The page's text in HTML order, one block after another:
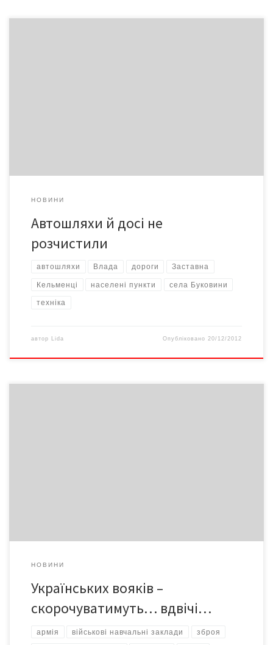
НОВИНИ
Автошляхи й досі не
розчистили
автошляхи Влада дороги Заставна
Кельменці населені пункти села Буковини
техніка
автор Lida Опубліковано 20/12/2012
НОВИНИ
Українських вояків –
скорочуватимуть… вдвічі…
армія військові навчальні заклади зброя